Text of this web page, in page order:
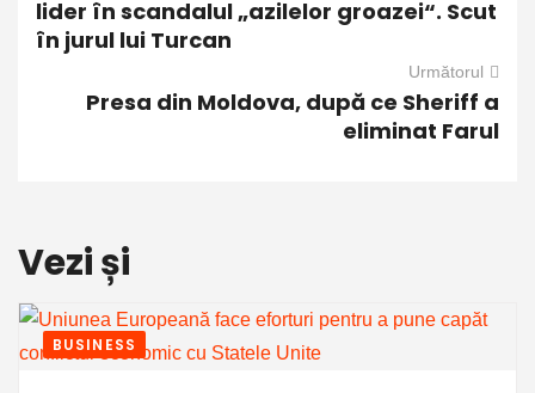
lider în scandalul „azilelor groazei“. Scut
în jurul lui Turcan
Următorul
Presa din Moldova, după ce Sheriff a
eliminat Farul
Vezi și
BUSINESS